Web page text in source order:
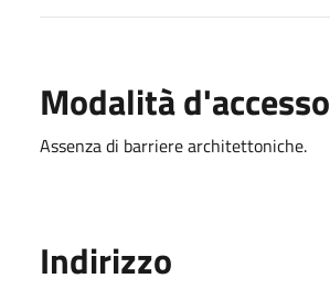
Modalità d'accesso
Assenza di barriere architettoniche.
Indirizzo